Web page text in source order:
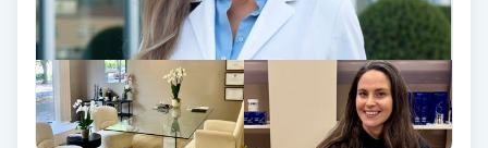
Bröllopsuppsättning
Celluliter